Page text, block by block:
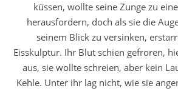
küssen, wollte seine Zunge zu
herausfordern, doch als sie die
seinem Blick zu versinken,
Eisskulptur. Ihr Blut schien gefroren,
aus, sie wollte schreien, aber kein
Kehle. Unter ihr lag nicht, wie sie